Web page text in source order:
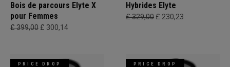
Bois de parcours Elyte X
pour Femmes
£ 399,00 £ 300,14
Hybrides Elyte
£ 329,00 £ 230,23
PRICE DROP PRICE DROP